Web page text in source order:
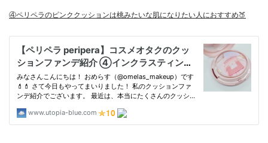
④ペリペラのピンククッションは桃みたいな肌になりたい人におすすめ🍑